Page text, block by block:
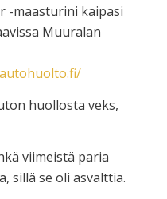
-maasturini kaipasi
Muuralan
huollosta veks,
viimeistä paria
sillä se oli asvalttia.